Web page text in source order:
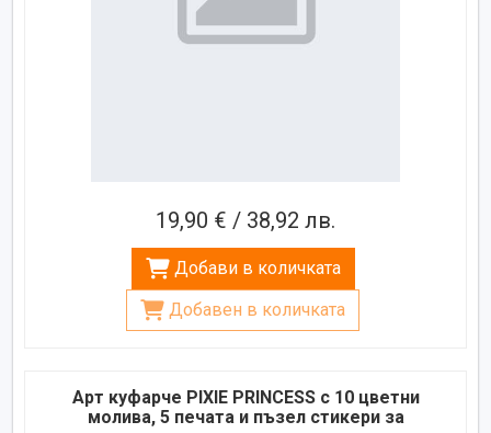
19,90 € / 38,92 лв.
Добави в количката
Добавен в количката
Арт куфарче PIXIE PRINCESS с 10 цветни
молива, 5 печата и пъзел стикери за